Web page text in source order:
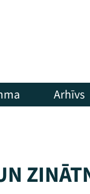
Arhīvs